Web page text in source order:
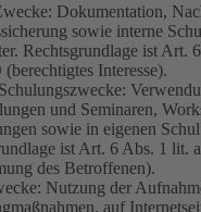
Dokumentation,
sowie interne
Rechtsgrundlage ist Art.
Interesse).
und Seminaren,
sowie in eigenen
ist Art. 6 Abs. 1 lit.
des Betroffenen).
Nutzung der
auf